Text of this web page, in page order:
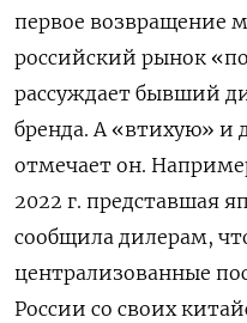
первое возвращение
российский рынок
рассуждает бывший
бренда. А «втихую» и
отмечает он.
2022 г. представшая
сообщила дилерам,
централизованные
России со своих